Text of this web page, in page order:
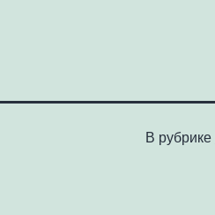
В рубрике